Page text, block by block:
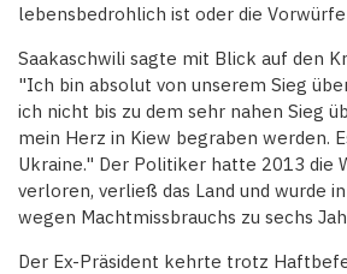
lebensbedrohlich ist oder die Vorwürfe
Saakaschwili sagte mit Blick auf den
"Ich bin absolut von unserem Sieg
ich nicht bis zu dem sehr nahen Sieg
mein Herz in Kiew begraben werden.
Ukraine." Der Politiker hatte 2013 die
verloren, verließ das Land und wurde
wegen Machtmissbrauchs zu sechs
Der Ex-Präsident kehrte trotz